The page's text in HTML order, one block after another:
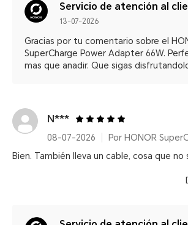
Servicio de atención al
13-07-2026
Gracias por tu comentario sobre el
SuperCharge Power Adapter 66W.
mas que anadir. Que sigas
N***
08-07-2026
Bien. También lleva un cable, cosa que no